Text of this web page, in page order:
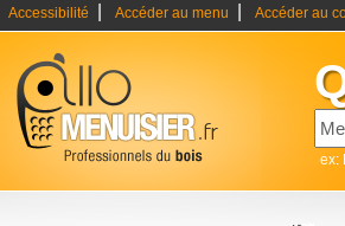
Accessibilité Accéder au menu Accéder au
ex: